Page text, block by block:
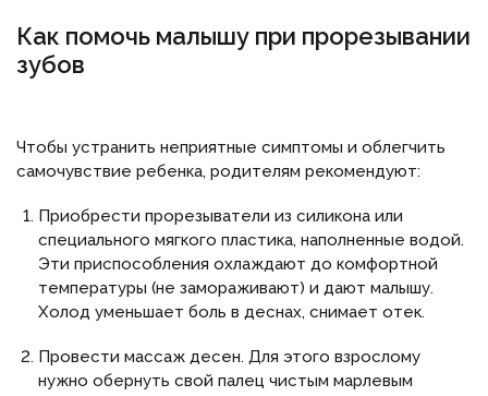
Как помочь малышу при прорезывании
зубов
Чтобы устранить неприятные симптомы и облегчить
самочувствие ребенка, родителям рекомендуют:
Приобрести прорезыватели из силикона или
специального мягкого пластика, наполненные водой.
Эти приспособления охлаждают до комфортной
температуры (не замораживают) и дают малышу.
Холод уменьшает боль в деснах, снимает отек.
Провести массаж десен. Для этого взрослому
нужно обернуть свой палец чистым марлевым